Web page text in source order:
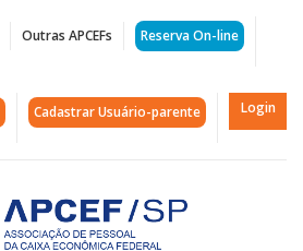
Outras APCEFs Reserva On-line
Cadastrar Usuário-parente Login